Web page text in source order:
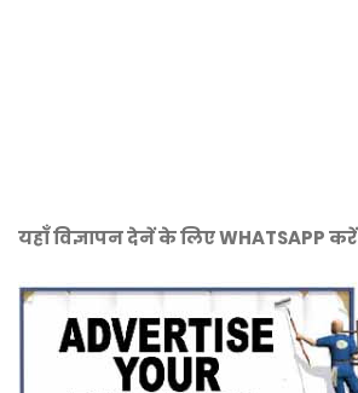
यहाँ विज्ञापन देनें के लिए WHATSAPP करें